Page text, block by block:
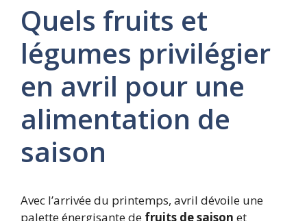
Quels fruits et
légumes privilégier
en avril pour une
alimentation de
saison
Avec l’arrivée du printemps, avril dévoile une
palette énergisante de fruits de saison et